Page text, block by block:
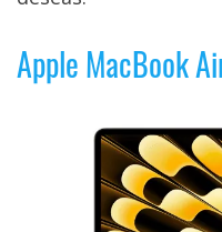
Apple MacBook